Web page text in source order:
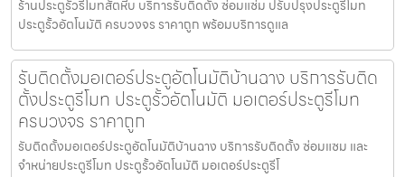
ร้านประตูรั้วรีโมทสัตหีบ บริการรับติดตั้ง ซ่อมแซ่ม ปรับปรุงประตูรีโมท
ประตูรั้วอัตโนมัติ ครบวงจร ราคาถูก พร้อมบริการดูแล
รับติดตั้งมอเตอร์ประตูอัตโนมัติบ้านฉาง บริการรับติด
ตั้งประตูรีโมท ประตูรั้วอัตโนมัติ มอเตอร์ประตูรีโมท
ครบวงจร ราคาถูก
รับติดตั้งมอเตอร์ประตูอัตโนมัติบ้านฉาง บริการรับติดตั้ง ซ่อมแซม และ
จำหน่ายประตูรีโมท ประตูรั้วอัตโนมัติ มอเตอร์ประตูรีโ